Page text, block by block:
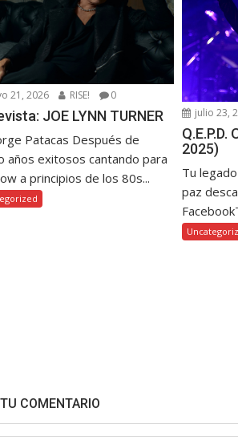
21, 2026 RISE! 0
JOE LYNN TURNER
Patacas Después de
años exitosos cantando para
a principios de los 80s...
julio 23,
2025)
Tu
paz
COMENTARIO